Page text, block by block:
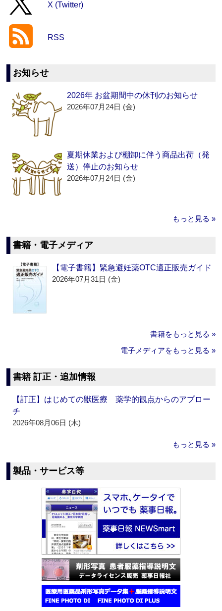
X (Twitter)
RSS
お知らせ
2026年 お盆期間中の休刊のお知らせ
2026年07月24日 (金)
夏期休業および棚卸に伴う商品出荷（発
送）停止のお知らせ
2026年07月24日 (金)
もっと見る »
書籍・電子メディア
【電子書籍】緊急避妊薬OTC適正販売ガイド
2026年07月31日 (金)
書籍をもっと見る »
電子メディアをもっと見る »
書籍 訂正・追加情報
【訂正】はじめての獣医療 薬学的観点からのアプロー
チ
2026年08月06日 (木)
もっと見る »
製品・サービス等